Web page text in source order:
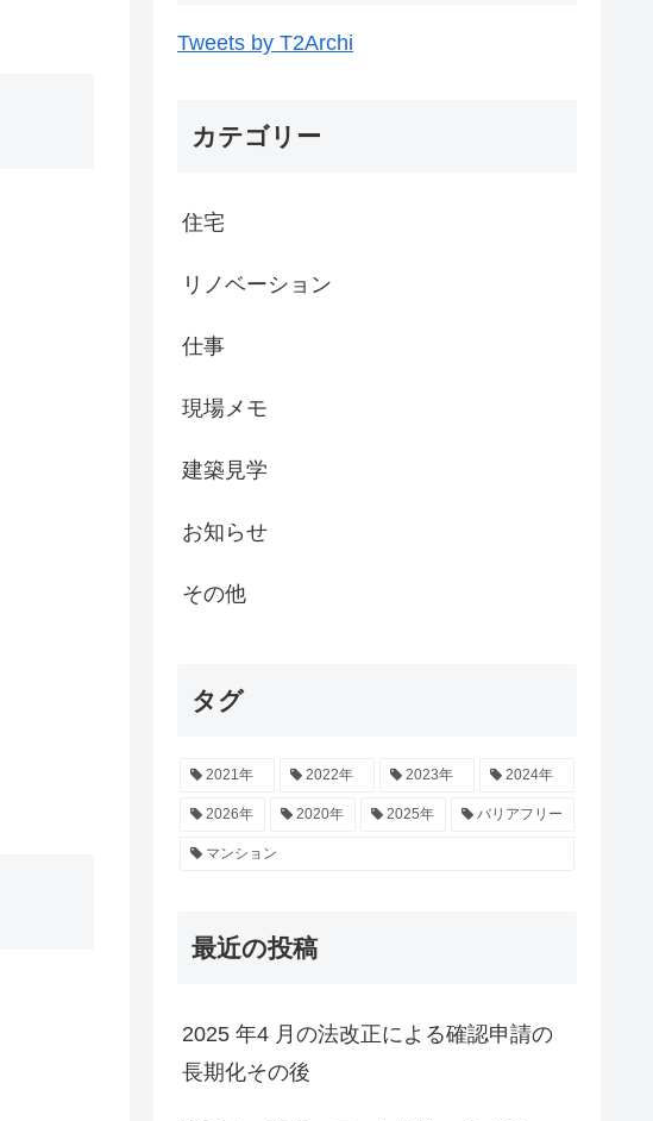
Tweets by T2Archi
カテゴリー
住宅
リノベーション
仕事
現場メモ
建築見学
お知らせ
その他
タグ
2021年 2022年 2023年 2024年
2026年 2020年 2025年 バリアフリー
マンション
最近の投稿
2025 年4 月の法改正による確認申請の
長期化その後